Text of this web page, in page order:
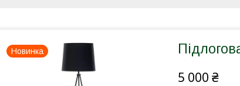
Новинка
5 000 ₴